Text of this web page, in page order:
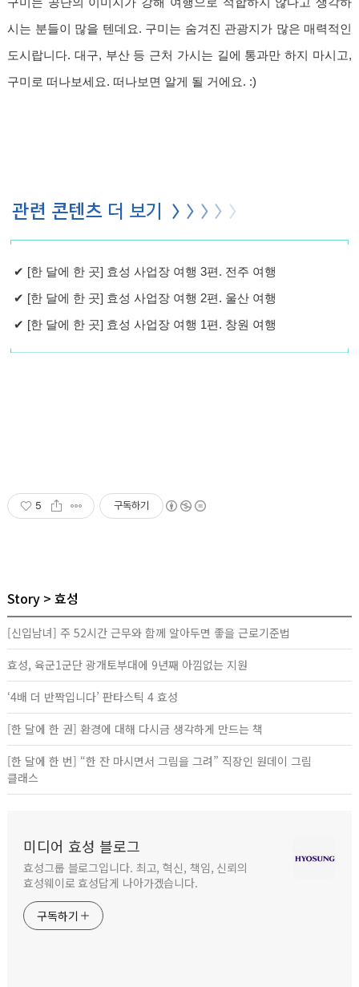
시는 분들이 많을 텐데요. 구미는 숨겨진 관광지가 많은 매력적인
도시랍니다. 대구, 부산 등 근처 가시는 길에 통과만 하지 마시고,
구미로 떠나보세요. 떠나보면 알게 될 거에요. :)
✔ [한 달에 한 곳] 효성 사업장 여행 3편. 전주 여행
✔ [한 달에 한 곳] 효성 사업장 여행 2편. 울산 여행
✔ [한 달에 한 곳] 효성 사업장 여행 1편. 창원 여행
5 구독하기
Story 효성
[신입남녀] 주 52시간 근무와 함께 알아두면 좋을 근로기준법
효성, 육군1군단 광개토부대에 9년째 아낌없는 지원
‘4배 더 반짝입니다’ 판타스틱 4 효성
[한 달에 한 권] 환경에 대해 다시금 생각하게 만드는 책
[한 달에 한 번] “한 잔 마시면서 그림을 그려” 직장인 원데이 그림
클래스
미디어 효성 블로그
효성그룹 블로그입니다. 최고, 혁신, 책임, 신뢰의
효성웨이로 효성답게 나아가겠습니다.
구독하기